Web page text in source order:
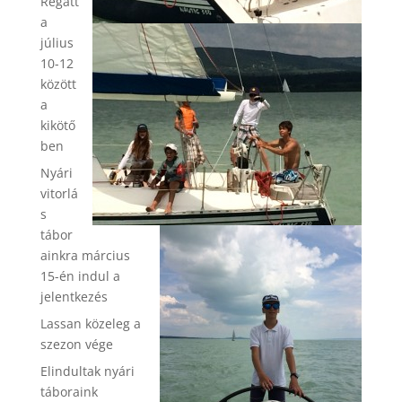
a
július
10-12
között
a
kikötő
ben
Nyári
vitorlá
s
tábor
ainkra március
15-én indul a
jelentkezés
Lassan közeleg a
szezon vége
Elindultak nyári
táboraink